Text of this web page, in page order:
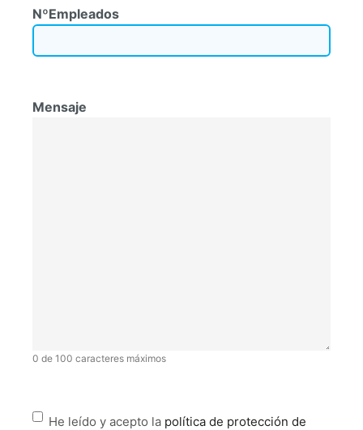
NºEmpleados
Mensaje
0 de 100 caracteres máximos
He leído y acepto la política de protección de